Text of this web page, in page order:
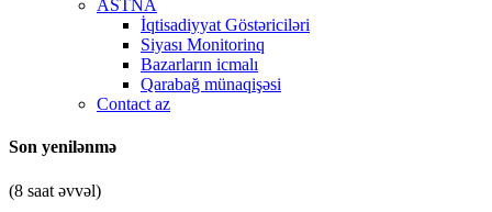
ASTNA
İqtisadiyyat Göstəriciləri
Siyası Monitorinq
Bazarların icmalı
Qarabağ münaqişəsi
Contact az
Son yenilənmə
(8 saat əvvəl)